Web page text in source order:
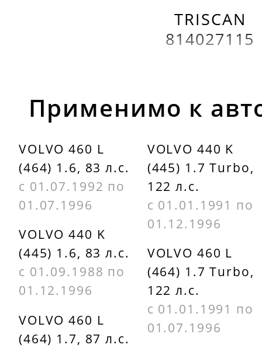
TRISCAN
814027115
Применимо к
VOLVO 460 L
(464) 1.6, 83 л.с.
с 01.07.1992 по
01.07.1996
VOLVO 440 K
(445) 1.6, 83 л.с.
с 01.09.1988 по
01.12.1996
VOLVO 460 L
(464) 1.7, 87 л.с.
VOLVO 440 K
(445) 1.7 Turbo,
122 л.с.
с 01.01.1991 по
01.12.1996
VOLVO 460 L
(464) 1.7 Turbo,
122 л.с.
с 01.01.1991 по
01.07.1996